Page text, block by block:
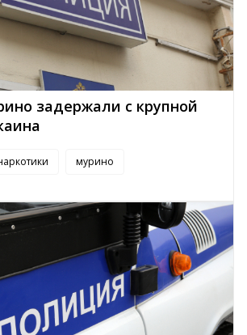
задержали с крупной
мурино